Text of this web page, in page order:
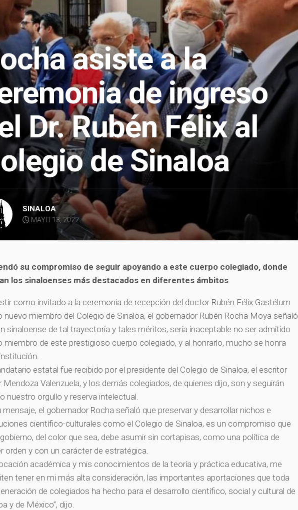
asiste a la
de ingreso
Dr. Rubén Félix al
de Sinaloa
SINALOA
MAYO 13, 2022
su compromiso de seguir apoyando a este cuerpo colegiado, donde
los sinaloenses más destacados en diferentes ámbitos
como invitado a la ceremonia de recepción del doctor Rubén Félix Gastélum
nuevo miembro del Colegio de Sinaloa, el gobernador Rubén Rocha Moya señaló
sinaloense de tal trayectoria y tales méritos, sería inaceptable no ser admitido
miembro de este prestigioso cuerpo colegiado, y al honrarlo, mucho se honra
estatal fue recibido por el presidente del Colegio de Sinaloa, el escritor
Mendoza Valenzuela, y los demás colegiados, de quienes dijo, son y seguirán
nuestro orgullo y reserva intelectual.
mensaje, el gobernador Rocha señaló que preservar y desarrollar nichos e
científico-culturales como el Colegio de Sinaloa, es un compromiso que
del color que sea, debe asumir sin cortapisas, como una política de
orden y con un carácter de estratégica.
académica y mis conocimientos de la teoría y práctica educativa, me
tener en mi más alta consideración, las importantes aportaciones que toda
de colegiados ha hecho para el desarrollo científico, social y cultural de
y de México”, dijo.